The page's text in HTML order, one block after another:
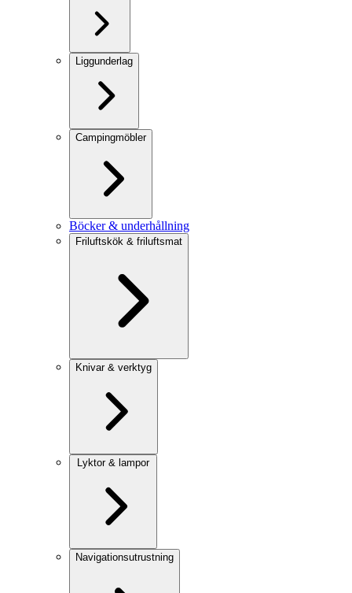
Liggunderlag
Campingmöbler
Böcker & underhållning
Friluftskök & friluftsmat
Knivar & verktyg
Lyktor & lampor
Navigationsutrustning